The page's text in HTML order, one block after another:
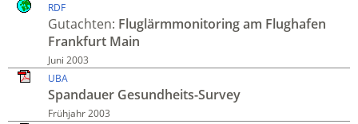
RDF
Gutachten: Fluglärm­monitoring am Flughafen
Frankfurt Main
Juni 2003
UBA
Spandauer Gesundheits-Survey
Frühjahr 2003